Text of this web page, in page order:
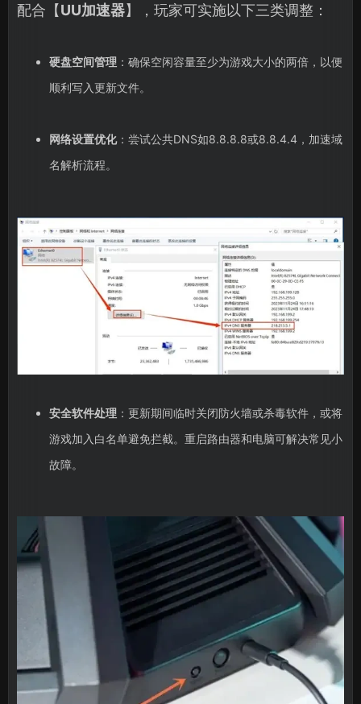
配合【UU加速器】，玩家可实施以下三类调整：
硬盘空间管理：确保空闲容量至少为游戏大小的两倍，以便
顺利写入更新文件。
网络设置优化：尝试公共DNS如8.8.8.8或8.8.4.4，加速域
名解析流程。
安全软件处理：更新期间临时关闭防火墙或杀毒软件，或将
游戏加入白名单避免拦截。重启路由器和电脑可解决常见小
故障。